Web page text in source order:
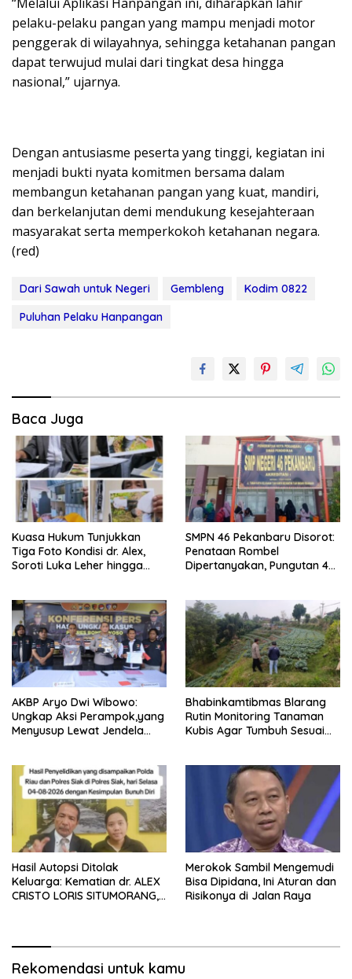
pelaku-pelaku pangan yang mampu menjadi motor
penggerak di wilayahnya, sehingga ketahanan pangan
dapat terwujud mulai dari tingkat desa hingga
nasional,” ujarnya.
Dengan antusiasme peserta yang tinggi, kegiatan ini
menjadi bukti nyata komitmen bersama dalam
membangun ketahanan pangan yang kuat, mandiri,
dan berkelanjutan demi mendukung kesejahteraan
masyarakat serta memperkokoh ketahanan negara.
(red)
Dari Sawah untuk Negeri Gembleng
Kodim 0822
Puluhan Pelaku Hanpangan
Baca Juga
Kuasa Hukum Tunjukkan
Tiga Foto Kondisi dr. Alex,
Soroti Luka Leher hingga
SMPN 46 Pekanbaru Disorot:
Penataan Rombel
Dipertanyakan, Pungutan 4
AKBP Aryo Dwi Wibowo:
Ungkap Aksi Perampok,yang
Menyusup Lewat Jendela
Bhabinkamtibmas Blarang
Rutin Monitoring Tanaman
Kubis Agar Tumbuh Sesuai
Hasil Autopsi Ditolak
Keluarga: Kematian dr. ALEX
CRISTO LORIS SITUMORANG,
Merokok Sambil Mengemudi
Bisa Dipidana, Ini Aturan dan
Risikonya di Jalan Raya
Rekomendasi untuk kamu